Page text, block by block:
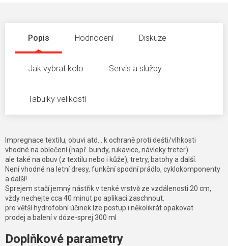
Popis Hodnocení Diskuze
Jak vybrat kolo Servis a služby
Tabulky velikostí
Impregnace textilu, obuvi atd... k ochraně proti dešti/vlhkosti
vhodné na oblečení (např. bundy, rukavice, návleky treter)
ale také na obuv (z textilu nebo i kůže), tretry, batohy a další.
Není vhodné na letní dresy, funkční spodní prádlo, cyklokomponenty
a další!
Sprejem stačí jemný nástřik v tenké vrstvě ze vzdálenosti 20 cm,
vždy nechejte cca 40 minut po aplikaci zaschnout.
pro větší hydrofobní účinek lze postup i několikrát opakovat
prodej a balení v dóze-sprej 300 ml
Doplňkové parametry